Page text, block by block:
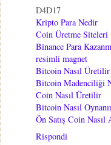
D4D17
Kripto Para Nedir
Coin Üretme Siteleri
Binance Para
resimli magnet
Bitcoin Nasıl Üretilir
Bitcoin Madenciliği
Coin Nasıl Üretilir
Bitcoin Nasıl
Ön Satış Coin Nasıl
Rispondi